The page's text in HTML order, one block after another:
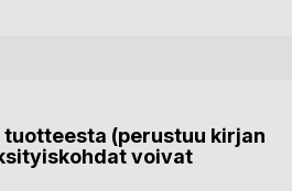
(perustuu kirjan
voivat